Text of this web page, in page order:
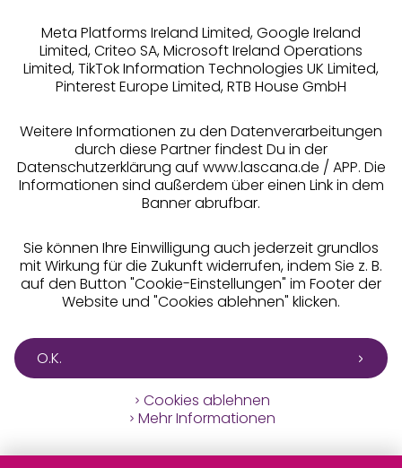
Alle Preise inkl. MwSt., zzgl.
Versandkosten
Meta Platforms Ireland Limited, Google Ireland
Limited, Criteo SA, Microsoft Ireland Operations
Limited, TikTok Information Technologies UK Limited,
Pinterest Europe Limited, RTB House GmbH
Weitere Informationen zu den Datenverarbeitungen
durch diese Partner findest Du in der
Datenschutzerklärung auf www.lascana.de / APP. Die
Informationen sind außerdem über einen Link in dem
Banner abrufbar.
Sie können Ihre Einwilligung auch jederzeit grundlos
mit Wirkung für die Zukunft widerrufen, indem Sie z. B.
auf den Button "Cookie-Einstellungen" im Footer der
Website und "Cookies ablehnen" klicken.
O.K.
Cookies ablehnen
Mehr Informationen